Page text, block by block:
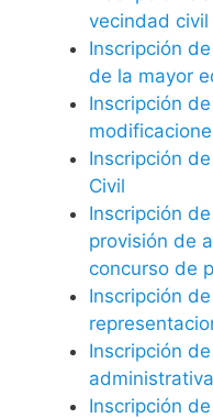
vecindad civil
Inscripción
de la mayor
Inscripción
Inscripción
Civil
Inscripción
provisión de
concurso de
Inscripción
Inscripción
administrativa
Inscripción